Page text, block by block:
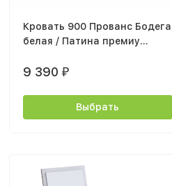
Кровать 900 Прованс Бодега
белая / Патина премиу
9 390 ₽
Выбрать